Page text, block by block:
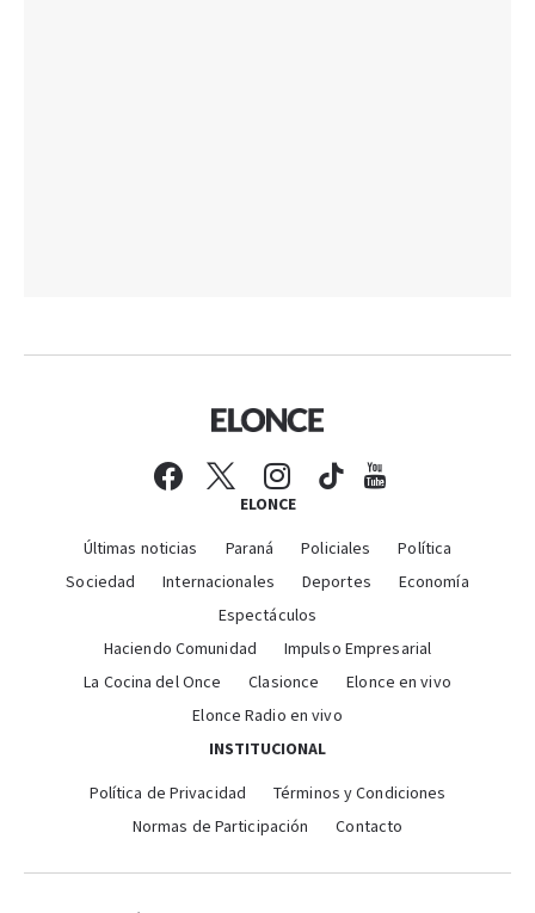
ELONCE
Últimas noticias Paraná Policiales
Política
Sociedad
Internacionales Deportes
Economía
Espectáculos
Haciendo Comunidad
Impulso Empresarial
La Cocina del Once
Clasionce
Elonce en vivo
Elonce Radio en vivo
INSTITUCIONAL
Política de Privacidad
Términos y Condiciones
Normas de Participación
Contacto